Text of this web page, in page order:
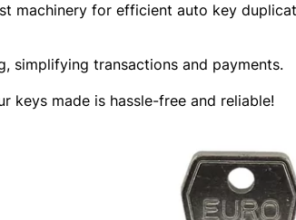
machinery for efficient auto key
simplifying transactions and payments.
keys made is hassle-free and reliable!